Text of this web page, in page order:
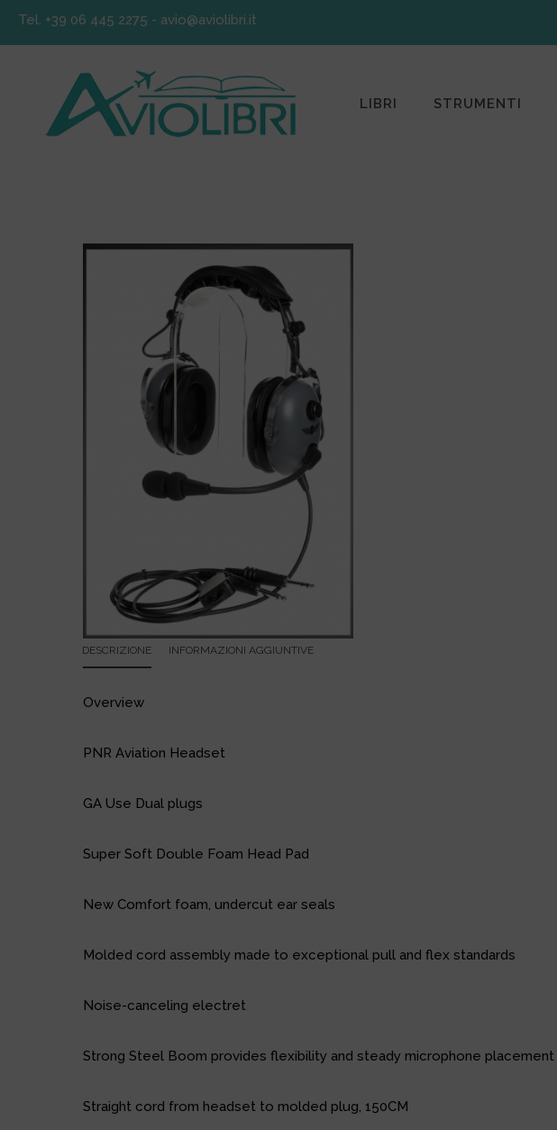
Tel. +39 06 445 2275 - avio@aviolibri.it
LIBRI STRUMENTI
DESCRIZIONE INFORMAZIONI AGGIUNTIVE
Overview
PNR Aviation Headset
GA Use Dual plugs
Super Soft Double Foam Head Pad
New Comfort foam, undercut ear seals
Molded cord assembly made to exceptional pull and flex standards
Noise-canceling electret
Strong Steel Boom provides flexibility and steady microphone placement
Straight cord from headset to molded plug, 150CM